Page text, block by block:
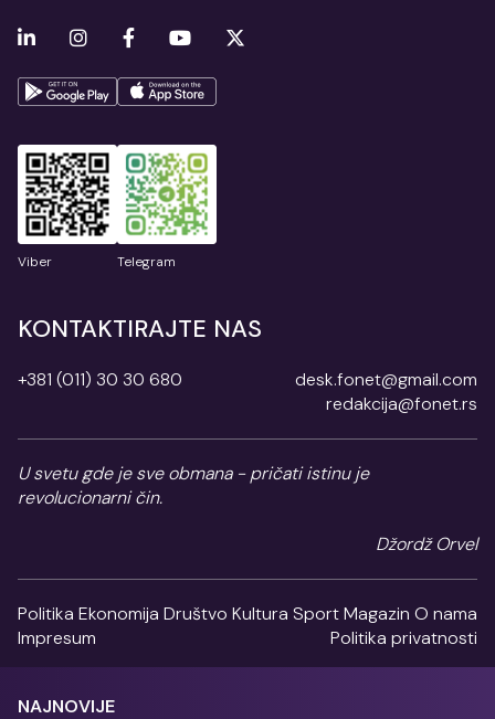
Viber Telegram
KONTAKTIRAJTE NAS
+381 (011) 30 30 680
desk.fonet@gmail.com
redakcija@fonet.rs
U svetu gde je sve obmana - pričati istinu je
revolucionarni čin.
Džordž Orvel
Politika Ekonomija Društvo Kultura SportMagazin O nama
Impresum
Politika privatnosti
NAJNOVIJE